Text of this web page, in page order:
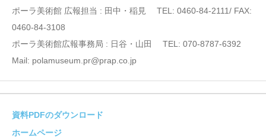
ポーラ美術館 広報担当 : 田中・稲見 TEL: 0460-84-2111/ FAX:
0460-84-3108
ポーラ美術館広報事務局 : 日谷・山田 TEL: 070-8787-6392
Mail: polamuseum.pr@prap.co.jp
資料PDFのダウンロード
ホームページ